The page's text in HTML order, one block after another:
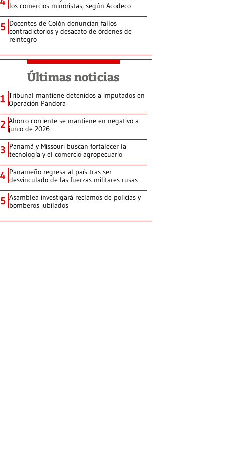
los comercios minoristas, según Acodeco
5 Docentes de Colón denuncian fallos
contradictorios y desacato de órdenes de
reintegro
Últimas noticias
1 Tribunal mantiene detenidos a imputados en
Operación Pandora
2 Ahorro corriente se mantiene en negativo a
junio de 2026
3 Panamá y Missouri buscan fortalecer la
tecnología y el comercio agropecuario
4 Panameño regresa al país tras ser
desvinculado de las fuerzas militares rusas
5 Asamblea investigará reclamos de policías y
bomberos jubilados